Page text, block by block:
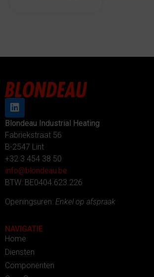
Blondeau Industrial Heating
Fabriekstraat 56
B-2547 Lint
+32 3 454 38 50
info@blondeau.be
BTW: BE0404.623.226
Openingsuren: Enkel op afspraak
NAVIGATIE
Home
Diensten
Componenten